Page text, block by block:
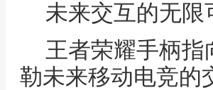
未来交互的无限
王者荣耀手柄
勒未来移动电竞的